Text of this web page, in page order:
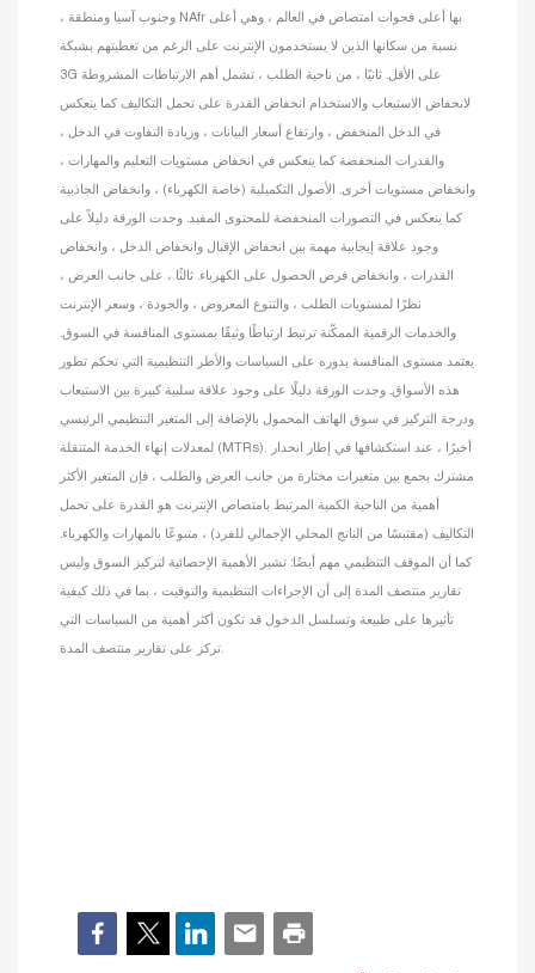
، وجنوب آسيا ومنطقة NAfr بها أعلى فجوات امتصاص في العالم ، وهي أعلى
نسبة من سكانها الذين لا يستخدمون الإنترنت على الرغم من تغطيتهم بشبكة
3G على الأقل. ثانيًا ، من ناحية الطلب ، تشمل أهم الارتباطات المشروطة
لانخفاض الاستيعاب والاستخدام انخفاض القدرة على تحمل التكاليف كما ينعكس
في الدخل المنخفض ، وارتفاع أسعار البيانات ، وزيادة التفاوت في الدخل ،
والقدرات المنخفضة كما ينعكس في انخفاض مستويات التعليم والمهارات ،
وانخفاض مستويات أخرى. الأصول التكميلية (خاصة الكهرباء) ، وانخفاض الجاذبية
كما ينعكس في التصورات المنخفضة للمحتوى المفيد. وجدت الورقة دليلاً على
وجود علاقة إيجابية مهمة بين انخفاض الإقبال وانخفاض الدخل ، وانخفاض
القدرات ، وانخفاض فرص الحصول على الكهرباء. ثالثًا ، على جانب العرض ،
نظرًا لمستويات الطلب ، والتنوع المعروض ، والجودة ، وسعر الإنترنت
والخدمات الرقمية الممكّنة ترتبط ارتباطًا وثيقًا بمستوى المنافسة في السوق.
يعتمد مستوى المنافسة بدوره على السياسات والأطر التنظيمية التي تحكم تطور
هذه الأسواق. وجدت الورقة دليلًا على وجود علاقة سلبية كبيرة بين الاستيعاب
ودرجة التركيز في سوق الهاتف المحمول بالإضافة إلى المتغير التنظيمي الرئيسي
لمعدلات إنهاء الخدمة المتنقلة (MTRs). أخيرًا ، عند استكشافها في إطار انحدار
مشترك يجمع بين متغيرات مختارة من جانب العرض والطلب ، فإن المتغير الأكثر
أهمية من الناحية الكمية المرتبط بامتصاص الإنترنت هو القدرة على تحمل
التكاليف (مقتبسًا من الناتج المحلي الإجمالي للفرد) ، متبوعًا بالمهارات والكهرباء.
كما أن الموقف التنظيمي مهم أيضًا: تشير الأهمية الإحصائية لتركيز السوق وليس
تقارير منتصف المدة إلى أن الإجراءات التنظيمية والتوقيت ، بما في ذلك كيفية
تأثيرها على طبيعة وتسلسل الدخول قد تكون أكثر أهمية من السياسات التي
تركز على تقارير منتصف المدة.